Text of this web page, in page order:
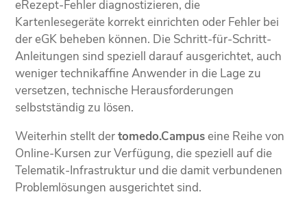
eRezept-Fehler diagnostizieren, die
Kartenlesegeräte korrekt einrichten oder Fehler bei
der eGK beheben können. Die Schritt-für-Schritt-
Anleitungen sind speziell darauf ausgerichtet, auch
weniger technikaffine Anwender in die Lage zu
versetzen, technische Herausforderungen
selbstständig zu lösen.
Weiterhin stellt dertomedo.Campuseine Reihe von
Online-Kursen zur Verfügung, die speziell auf die
Telematik-Infrastruktur und die damit verbundenen
Problemlösungen ausgerichtet sind.